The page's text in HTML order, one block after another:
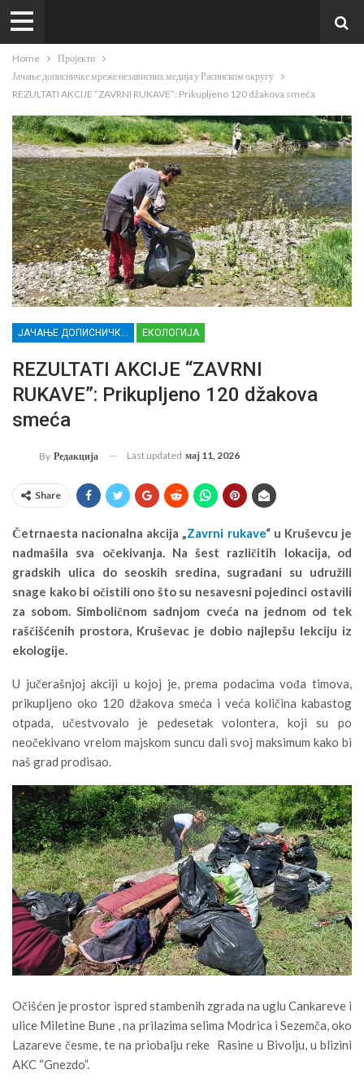
Home
Пројекти
Јачање дописничке мреже независних медија у Расинском округу
REZULTATI AKCIJE “ZAVRNI RUKAVE”: Prikupljeno 120 džakova smeća
ЕКОЛОГИЈА
REZULTATI AKCIJE “ZAVRNI
RUKAVE”: Prikupljeno 120 džakova
smeća
By Редакција Last updated мај 11, 2026
Share
Četrnaesta nacionalna akcija „ Zavrni rukave“ u Kruševcu je
nadmašila sva očekivanja. Na šest različitih lokacija, od
gradskih ulica do seoskih sredina, sugrađani su udružili
snage kako bi očistili ono što su nesavesni pojedinci ostavili
za sobom. Simboličnom sadnjom cveća na jednom od tek
raščišćenih prostora, Kruševac je dobio najlepšu lekciju iz
ekologije.
U jučerašnjoj akciji u kojoj je, prema podacima vođa timova,
prikupljeno oko 120 džakova smeća i veća količina kabastog
otpada, učestvovalo je pedesetak volontera, koji su po
neočekivano vrelom majskom suncu dali svoj maksimum kako bi
naš grad prodisao.
Očišćen je prostor ispred stambenih zgrada na uglu Cankareve i
ulice Miletine Bune , na prilazima selima Modrica i Sezemča, oko
Lazareve česme, te na priobalju reke Rasine u Bivolju, u blizini
AKC “Gnezdo”.